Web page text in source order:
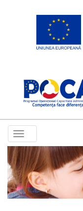
Toggle
navigation